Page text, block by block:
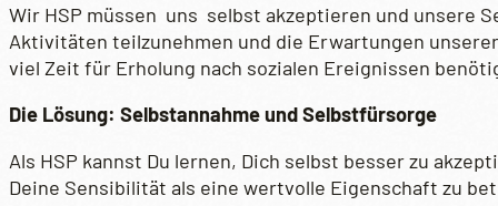
Wir HSP müssen uns selbst akzeptieren und unsere
Aktivitäten teilzunehmen und die Erwartungen
viel Zeit für Erholung nach sozialen Ereignissen
Die Lösung: Selbstannahme und Selbstfürsorge
Als HSP kannst Du lernen, Dich selbst besser zu
Deine Sensibilität als eine wertvolle Eigenschaft zu